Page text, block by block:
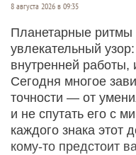
8 августа 2026 в 09:35
Планетарные
увлекательный
внутренней
Сегодня многое
точности — от
и не спутать его с
каждого знака этот
кому‑то предстоит